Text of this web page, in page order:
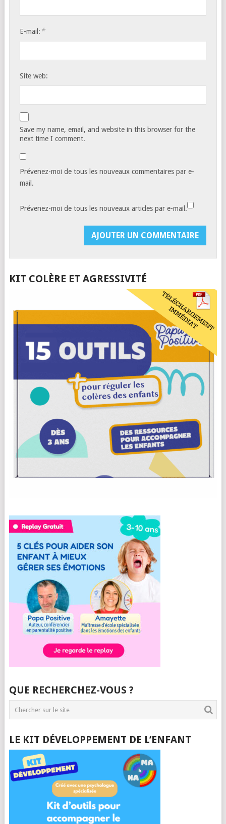
E-mail: *
Site web:
Save my name, email, and website in this browser for the
next time I comment.
Prévenez-moi de tous les nouveaux commentaires par e-
mail.
Prévenez-moi de tous les nouveaux articles par e-mail.
KIT COLÈRE ET AGRESSIVITÉ
QUE RECHERCHEZ-VOUS ?
LE KIT DÉVELOPPEMENT DE L’ENFANT